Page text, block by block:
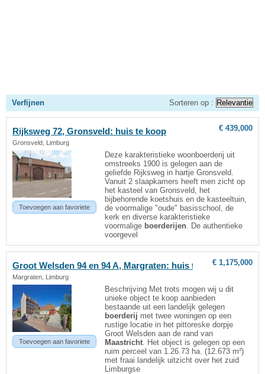
Verfijnen Sorteren op :
Rijksweg 72, Gronsveld: huis te koop
Gronsveld, Limburg
€ 439,000
Toevoegen aan favoriete
Deze karakteristieke woonboerderij uit
omstreeks 1900 is gelegen aan de
geliefde Rijksweg in hartje Gronsveld.
Vanuit 2 slaapkamers heeft men zicht op
het kasteel van Gronsveld, het
bijbehorende koetshuis en de kasteeltuin,
de voormalige "oude" basisschool, de
kerk en diverse karakteristieke
voormalige boerderijen. De authentieke
voorgevel
Groot Welsden 94 en 94 A, Margraten: huis te koop
Margraten, Limburg
€ 1,175,000
Toevoegen aan favoriete
Beschrijving Met trots mogen wij u dit
unieke object te koop aanbieden
bestaande uit een landelijk gelegen
boerderij met twee woningen op een
rustige locatie in het pittoreske dorpje
Groot Welsden aan de rand van
Maastricht. Het object is gelegen op een
ruim perceel van 1.26.73 ha. (12.673 m²)
met fraai landelijk uitzicht over het zuid
Limburgse